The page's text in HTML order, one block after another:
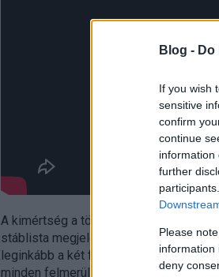
Blog -
If you wish
sensitive
confirm
continue
information
further
Please
information
deny
A kimértség a történet mellett a
stáblista megjelenéséig előre
leginkább a két főszereplőre igaz.
minden felmerülő akadályt sikeresen